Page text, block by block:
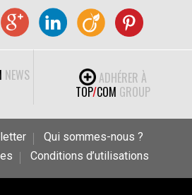
NEWS
ADHÉRER À
TOP/COM GROUP
Qui sommes-nous ?
Conditions d’utilisations